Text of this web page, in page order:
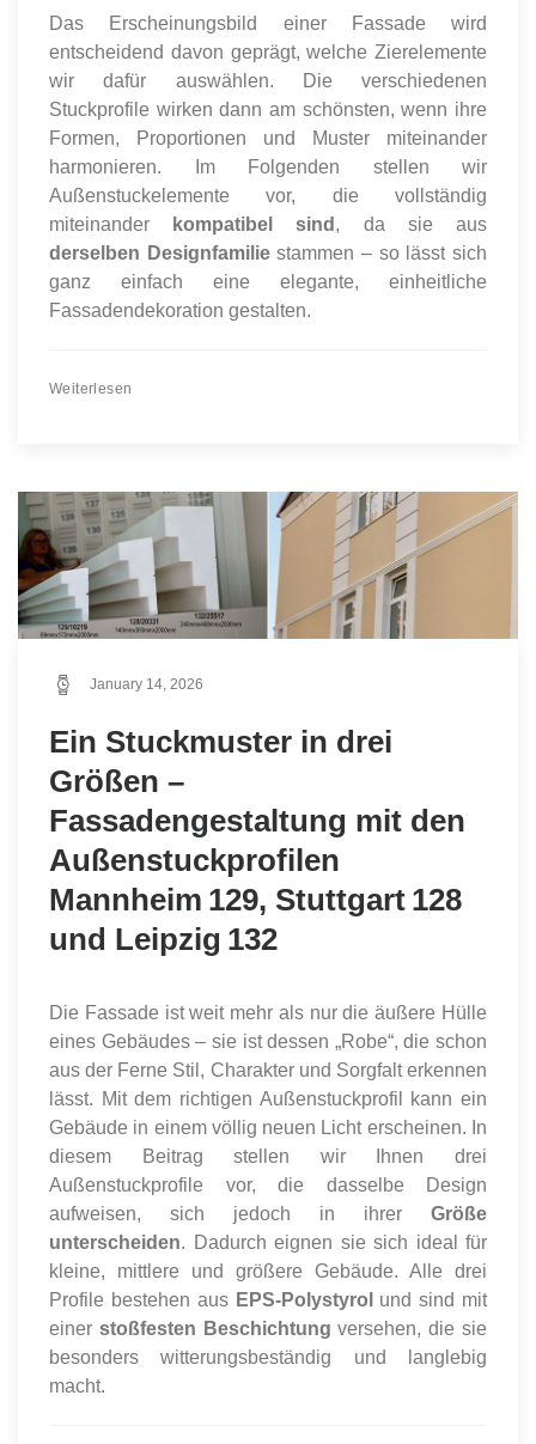
Das Erscheinungsbild einer Fassade wird
entscheidend davon geprägt, welche Zierelemente
wir dafür auswählen. Die verschiedenen
Stuckprofile wirken dann am schönsten, wenn ihre
Formen, Proportionen und Muster miteinander
harmonieren. Im Folgenden stellen wir
Außenstuckelemente vor, die vollständig
miteinander
kompatibel sind , da sie aus
derselben Designfamiliestammen – so lässt sich
ganz einfach eine elegante, einheitliche
Fassadendekoration gestalten.
Weiterlesen
January 14, 2026
Ein Stuckmuster in drei
Größen –
Fassadengestaltung mit den
Außenstuckprofilen
Mannheim 129, Stuttgart 128
und Leipzig 132
Die Fassade ist weit mehr als nur die äußere Hülle
eines Gebäudes – sie ist dessen „Robe“, die schon
aus der Ferne Stil, Charakter und Sorgfalt erkennen
lässt. Mit dem richtigen Außenstuckprofil kann ein
Gebäude in einem völlig neuen Licht erscheinen. In
diesem Beitrag stellen wir Ihnen drei
Außenstuckprofile vor, die dasselbe Design
aufweisen, sich jedoch in ihrer Größe
unterscheiden. Dadurch eignen sie sich ideal für
kleine, mittlere und größere Gebäude. Alle drei
Profile bestehen aus EPS-Polystyrol
und sind mit
einer stoßfesten Beschichtung versehen, die sie
besonders witterungsbeständig und langlebig
macht.